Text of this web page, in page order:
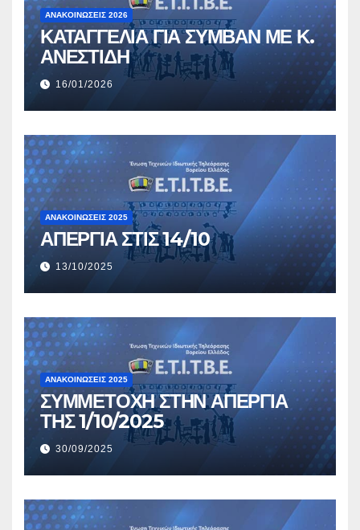
ΑΝΑΚΟΙΝΏΣΕΙΣ 2026
ΚΑΤΑΓΓΕΛΙΑ ΓΙΑ ΣΥΜΒΑΝ ΜΕ Κ.
ΑΝΕΣΤΙΔΗ
16/01/2026
ΑΝΑΚΟΙΝΏΣΕΙΣ 2025
ΑΠΕΡΓΙΑ ΣΤΙΣ 14/10
13/10/2025
ΑΝΑΚΟΙΝΏΣΕΙΣ 2025
ΣΥΜΜΕΤΟΧΗ ΣΤΗΝ ΑΠΕΡΓΙΑ
ΤΗΣ 1/10/2025
30/09/2025